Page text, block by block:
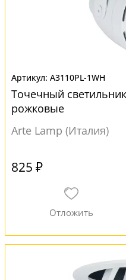
A3110PL-1WH
Точечный
рожковые
Arte Lamp (Италия)
825 ₽